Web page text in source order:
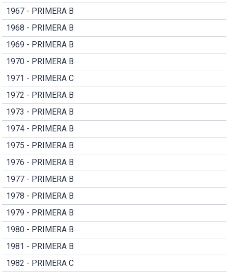
1967 - PRIMERA B
1968 - PRIMERA B
1969 - PRIMERA B
1970 - PRIMERA B
1971 - PRIMERA C
1972 - PRIMERA B
1973 - PRIMERA B
1974 - PRIMERA B
1975 - PRIMERA B
1976 - PRIMERA B
1977 - PRIMERA B
1978 - PRIMERA B
1979 - PRIMERA B
1980 - PRIMERA B
1981 - PRIMERA B
1982 - PRIMERA C